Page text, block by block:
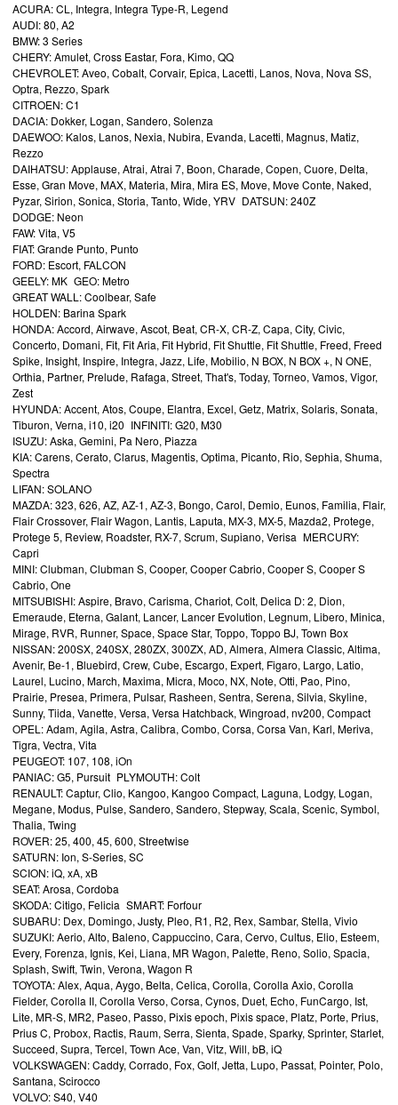
ACURA: CL, Integra, Integra Type-R, Legend
AUDI: 80, A2
BMW: 3 Series
CHERY: Amulet, Cross Eastar, Fora, Kimo, QQ
CHEVROLET: Aveo, Cobalt, Corvair, Epica, Lacetti, Lanos, Nova, Nova SS,
Optra, Rezzo, Spark
CITROEN: C1
DACIA: Dokker, Logan, Sandero, Solenza
DAEWOO: Kalos, Lanos, Nexia, Nubira, Evanda, Lacetti, Magnus, Matiz,
Rezzo
DAIHATSU: Applause, Atrai, Atrai 7, Boon, Charade, Copen, Cuore, Delta,
Esse, Gran Move, MAX, Materia, Mira, Mira ES, Move, Move Conte, Naked,
Pyzar, Sirion, Sonica, Storia, Tanto, Wide, YRV DATSUN: 240Z
DODGE: Neon
FAW: Vita, V5
FIAT: Grande Punto, Punto
FORD: Escort, FALCON
GEELY: MK GEO: Metro
GREAT WALL: Coolbear, Safe
HOLDEN: Barina Spark
HONDA: Accord, Airwave, Ascot, Beat, CR-X, CR-Z, Capa, City, Civic,
Concerto, Domani, Fit, Fit Aria, Fit Hybrid, Fit Shuttle, Fit Shuttle, Freed, Freed
Spike, Insight, Inspire, Integra, Jazz, Life, Mobilio, N BOX, N BOX +, N ONE,
Orthia, Partner, Prelude, Rafaga, Street, That's, Today, Torneo, Vamos, Vigor,
Zest
HYUNDA: Accent, Atos, Coupe, Elantra, Excel, Getz, Matrix, Solaris, Sonata,
Tiburon, Verna, i10, i20 INFINITI: G20, M30
ISUZU: Aska, Gemini, Pa Nero, Piazza
KIA: Carens, Cerato, Clarus, Magentis, Optima, Picanto, Rio, Sephia, Shuma,
Spectra
LIFAN: SOLANO
MAZDA: 323, 626, AZ, AZ-1, AZ-3, Bongo, Carol, Demio, Eunos, Familia, Flair,
Flair Crossover, Flair Wagon, Lantis, Laputa, MX-3, MX-5, Mazda2, Protege,
Protege 5, Review, Roadster, RX-7, Scrum, Supiano, Verisa MERCURY:
Capri
MINI: Clubman, Clubman S, Cooper, Cooper Cabrio, Cooper S, Cooper S
Cabrio, One
MITSUBISHI: Aspire, Bravo, Carisma, Chariot, Colt, Delica D: 2, Dion,
Emeraude, Eterna, Galant, Lancer, Lancer Evolution, Legnum, Libero, Minica,
Mirage, RVR, Runner, Space, Space Star, Toppo, Toppo BJ, Town Box
NISSAN: 200SX, 240SX, 280ZX, 300ZX, AD, Almera, Almera Classic, Altima,
Avenir, Be-1, Bluebird, Crew, Cube, Escargo, Expert, Figaro, Largo, Latio,
Laurel, Lucino, March, Maxima, Micra, Moco, NX, Note, Otti, Pao, Pino,
Prairie, Presea, Primera, Pulsar, Rasheen, Sentra, Serena, Silvia, Skyline,
Sunny, Tiida, Vanette, Versa, Versa Hatchback, Wingroad, nv200, Compact
OPEL: Adam, Agila, Astra, Calibra, Combo, Corsa, Corsa Van, Karl, Meriva,
Tigra, Vectra, Vita
PEUGEOT: 107, 108, iOn
PANIAC: G5, Pursuit PLYMOUTH: Colt
RENAULT: Captur, Clio, Kangoo, Kangoo Compact, Laguna, Lodgy, Logan,
Megane, Modus, Pulse, Sandero, Sandero, Stepway, Scala, Scenic, Symbol,
Thalia, Twing
ROVER: 25, 400, 45, 600, Streetwise
SATURN: Ion, S-Series, SC
SCION: iQ, xA, xB
SEAT: Arosa, Cordoba
SKODA: Citigo, Felicia SMART: Forfour
SUBARU: Dex, Domingo, Justy, Pleo, R1, R2, Rex, Sambar, Stella, Vivio
SUZUKI: Aerio, Alto, Baleno, Cappuccino, Cara, Cervo, Cultus, Elio, Esteem,
Every, Forenza, Ignis, Kei, Liana, MR Wagon, Palette, Reno, Solio, Spacia,
Splash, Swift, Twin, Verona, Wagon R
TOYOTA: Alex, Aqua, Aygo, Belta, Celica, Corolla, Corolla Axio, Corolla
Fielder, Corolla II, Corolla Verso, Corsa, Cynos, Duet, Echo, FunCargo, Ist,
Lite, MR-S, MR2, Paseo, Passo, Pixis epoch, Pixis space, Platz, Porte, Prius,
Prius C, Probox, Ractis, Raum, Serra, Sienta, Spade, Sparky, Sprinter, Starlet,
Succeed, Supra, Tercel, Town Ace, Van, Vitz, Will, bB, iQ
VOLKSWAGEN: Caddy, Corrado, Fox, Golf, Jetta, Lupo, Passat, Pointer, Polo,
Santana, Scirocco
VOLVO: S40, V40